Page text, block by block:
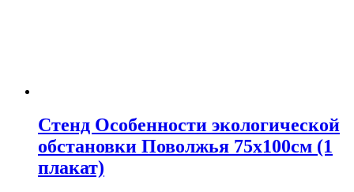
Стенд Особенности экологической
обстановки Поволжья 75х100см (1
плакат)